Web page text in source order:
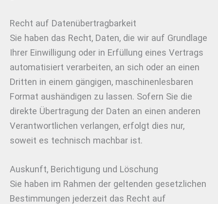
Recht auf Daten­übertrag­barkeit
Sie haben das Recht, Daten, die wir auf Grundlage
Ihrer Einwilligung oder in Erfüllung eines Vertrags
automatisiert verarbeiten, an sich oder an einen
Dritten in einem gängigen, maschinenlesbaren
Format aushändigen zu lassen. Sofern Sie die
direkte Übertragung der Daten an einen anderen
Verantwortlichen verlangen, erfolgt dies nur,
soweit es technisch machbar ist.
Auskunft, Berichtigung und Löschung
Sie haben im Rahmen der geltenden gesetzlichen
Bestimmungen jederzeit das Recht auf